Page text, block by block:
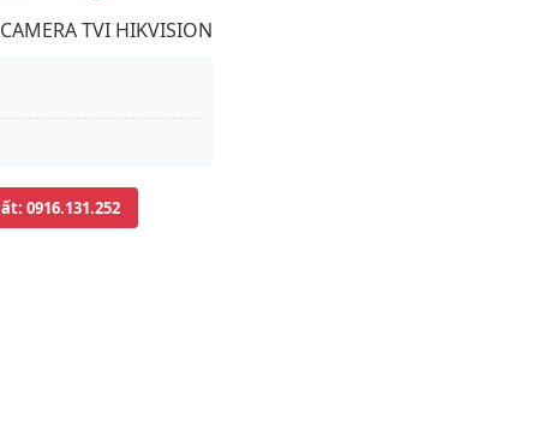
CAMERA TVI HIKVISION
: 0916.131.252